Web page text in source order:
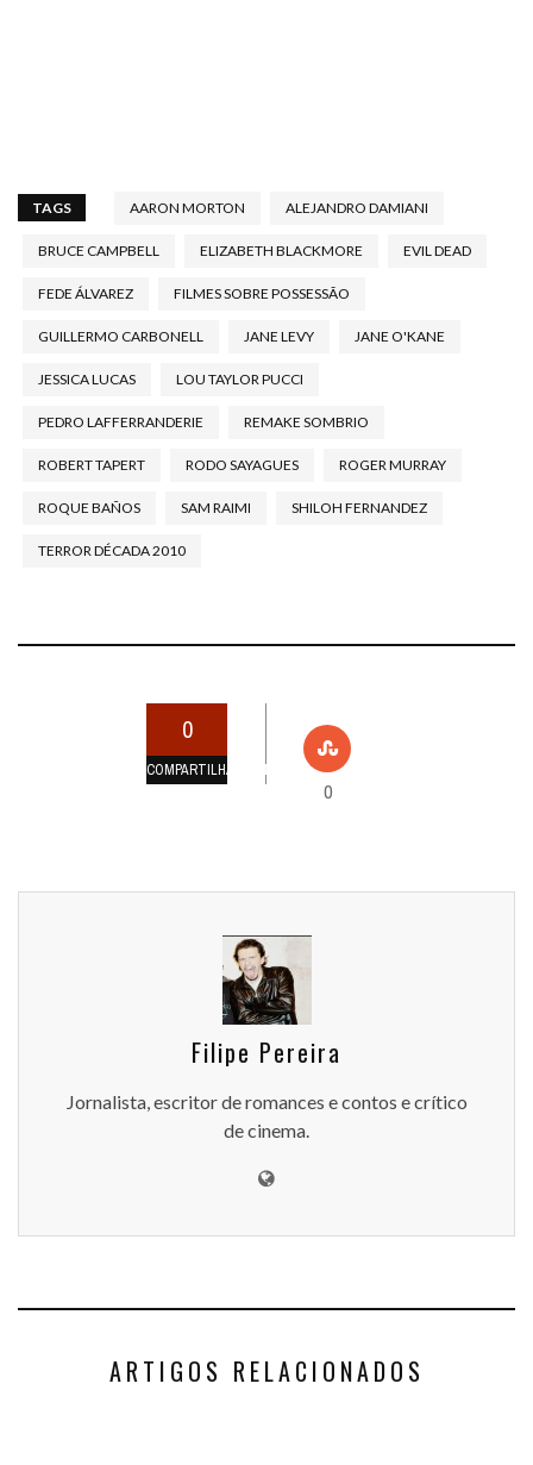
TAGS AARON MORTON ALEJANDRO DAMIANI
BRUCE CAMPBELL ELIZABETH BLACKMORE EVIL DEAD
FEDE ÁLVAREZ FILMES SOBRE POSSESSÃO
GUILLERMO CARBONELL JANE LEVY JANE O'KANE
JESSICA LUCAS LOU TAYLOR PUCCI
PEDRO LAFFERRANDERIE REMAKE SOMBRIO
ROBERT TAPERT RODO SAYAGUES ROGER MURRAY
ROQUE BAÑOS SAM RAIMI SHILOH FERNANDEZ
TERROR DÉCADA 2010
0
COMPARTILHAMENTOS
0
Filipe Pereira
Jornalista, escritor de romances e contos e crítico
de cinema.
ARTIGOS RELACIONADOS